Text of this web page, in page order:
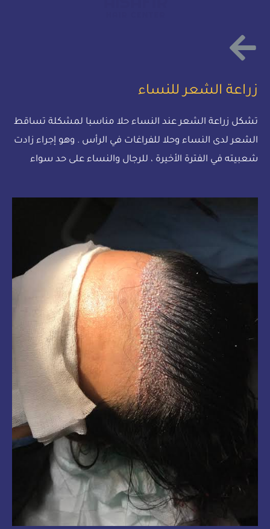
زراعة الشعر للنساء
تشكل زراعة الشعر عند النساء حلا مناسبا لمشكلة تساقط
الشعر لدى النساء وحلا للفراغات في الرأس . وهو إجراء زادت
شعبيته في الفترة الأخيرة ، للرجال والنساء على حد سواء